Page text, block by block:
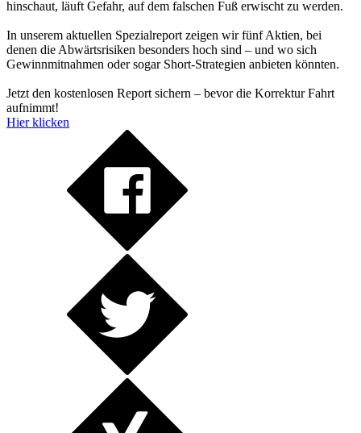
hinschaut, läuft Gefahr, auf dem falschen Fuß erwischt zu werden.
In unserem aktuellen Spezialreport zeigen wir fünf Aktien, bei
denen die Abwärtsrisiken besonders hoch sind – und wo sich
Gewinnmitnahmen oder sogar Short-Strategien anbieten könnten.
Jetzt den kostenlosen Report sichern – bevor die Korrektur Fahrt
aufnimmt!
Hier klicken